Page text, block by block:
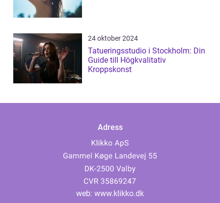
24 oktober 2024
Tatueringsstudio i Stockholm: Din
Guide till Högkvalitativ
Kroppskonst
Adress
web: www.klikko.dk